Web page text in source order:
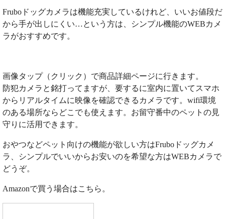
Fruboドッグカメラは機能充実しているけれど、いいお値段だ
から手が出しにくい…という方は、シンプル機能のWEBカメ
ラがおすすめです。
画像タップ（クリック）で商品詳細ページに行きます。
防犯カメラと銘打ってますが、要するに室内に置いてスマホ
からリアルタイムに映像を確認できるカメラです。wifi環境
のある場所ならどこでも使えます。お留守番中のペットの見
守りに活用できます。
おやつなどペット向けの機能が欲しい方はFruboドッグカメ
ラ、シンプルでいいからお安いのを希望な方はWEBカメラで
どうぞ。
Amazonで買う場合はこちら。